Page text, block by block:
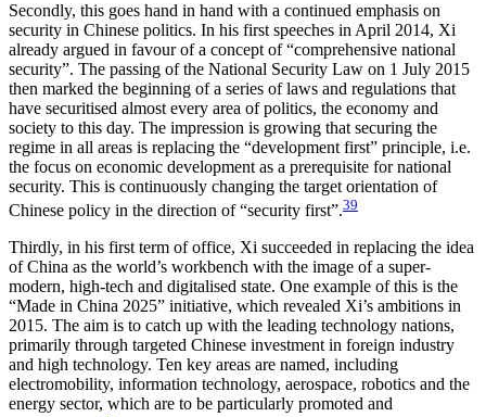
Secondly, this goes hand in hand with a continued emphasis on
security in Chinese politics. In his first speeches in April 2014, Xi
already argued in favour of a concept of “comprehensive national
security”. The passing of the National Security Law on 1 July 2015
then marked the beginning of a series of laws and regulations that
have securitised almost every area of politics, the economy and
society to this day. The impression is growing that securing the
regime in all areas is replacing the “development first” principle, i.e.
the focus on economic development as a prerequi­site for national
security. This is continuously chang­ing the target orientation of
Chinese policy in the direction of “security first”.39
Thirdly, in his first term of office, Xi succeeded in replacing the idea
of China as the world’s workbench with the image of a super-
modern, high-tech and digitalised state. One example of this is the
“Made in China 2025” initiative, which revealed Xi’s ambitions in
2015. The aim is to catch up with the leading tech­nology nations,
primarily through targeted Chinese investment in foreign industry
and high technology. Ten key areas are named, including
electromobility, information technology, aerospace, robotics and the
energy sector, which are to be particularly promoted and